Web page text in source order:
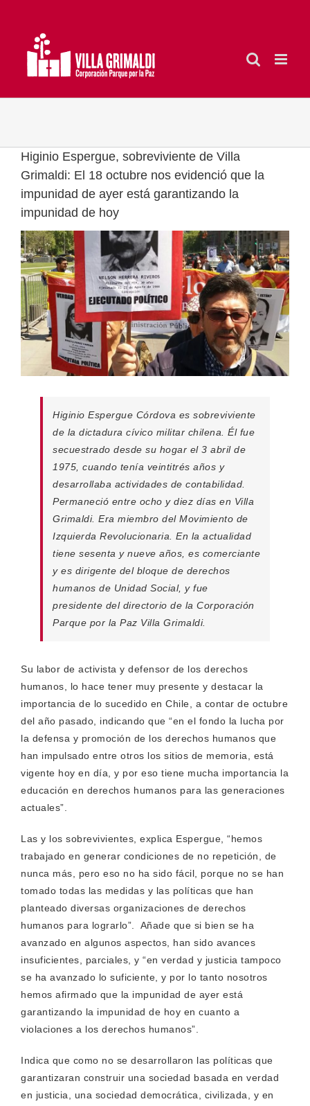
contenido
Higinio Espergue, sobreviviente de Villa
Grimaldi: El 18 octubre nos evidenció que la
impunidad de ayer está garantizando la
impunidad de hoy
Ver
imagen
más
grande
Higinio Espergue Córdova es sobreviviente
de la dictadura cívico militar chilena. Él fue
secuestrado desde su hogar el 3 abril de
1975, cuando tenía veintitrés años y
desarrollaba actividades de contabilidad.
Permaneció entre ocho y diez días en Villa
Grimaldi. Era miembro del Movimiento de
Izquierda Revolucionaria. En la actualidad
tiene sesenta y nueve años, es comerciante
y es dirigente del bloque de derechos
humanos de Unidad Social, y fue
presidente del directorio de la Corporación
Parque por la Paz Villa Grimaldi.
Su labor de activista y defensor de los derechos
humanos, lo hace tener muy presente y destacar la
importancia de lo sucedido en Chile, a contar de octubre
del año pasado, indicando que “en el fondo la lucha por
la defensa y promoción de los derechos humanos que
han impulsado entre otros los sitios de memoria, está
vigente hoy en día, y por eso tiene mucha importancia la
educación en derechos humanos para las generaciones
actuales”.
Las y los sobrevivientes, explica Espergue, “hemos
trabajado en generar condiciones de no repetición, de
nunca más, pero eso no ha sido fácil, porque no se han
tomado todas las medidas y las políticas que han
planteado diversas organizaciones de derechos
humanos para lograrlo”. Añade que si bien se ha
avanzado en algunos aspectos, han sido avances
insuficientes, parciales, y “en verdad y justicia tampoco
se ha avanzado lo suficiente, y por lo tanto nosotros
hemos afirmado que la impunidad de ayer está
garantizando la impunidad de hoy en cuanto a
violaciones a los derechos humanos”.
Indica que como no se desarrollaron las políticas que
garantizaran construir una sociedad basada en verdad
en justicia, una sociedad democrática, civilizada, y en